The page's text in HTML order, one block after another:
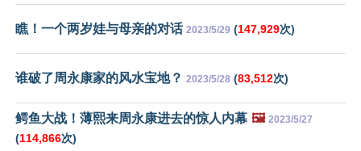
瞧！一个两岁娃与母亲的对话 2023/5/29 (147,929次)
谁破了周永康家的风水宝地？ 2023/5/28 (83,512次)
鳄鱼大战！薄熙来周永康进去的惊人内幕 🖼️ 2023/5/27
(114,866次)